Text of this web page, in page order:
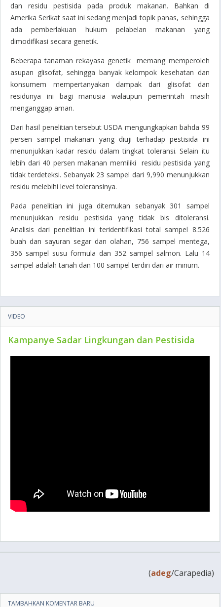
dan residu pestisida pada produk makanan. Bahkan di
Amerika Serikat saat ini sedang menjadi topik panas, sehingga
ada pemberlakuan hukum pelabelan makanan yang
dimodifikasi secara genetik.
Beberapa tanaman rekayasa genetik memang memperoleh
asupan glisofat, sehingga banyak kelompok kesehatan dan
konsumem mempertanyakan dampak dari glisofat dan
residunya ini bagi manusia walaupun pemerintah masih
menganggap aman.
Dari hasil penelitian tersebut USDA mengungkapkan bahda 99
persen sampel makanan yang diuji terhadap pestisida ini
menunjukkan kadar residu dalam tingkat toleransi. Selain itu
lebih dari 40 persen makanan memiliki residu pestisida yang
tidak terdeteksi. Sebanyak 23 sampel dari 9,990 menunjukkan
residu melebihi level toleransinya.
Pada penelitian ini juga ditemukan sebanyak 301 sampel
menunjukkan residu pestisida yang tidak bis ditoleransi.
Analisis dari penelitian ini teridentifikasi total sampel 8.526
buah dan sayuran segar dan olahan, 756 sampel mentega,
356 sampel susu formula dan 352 sampel salmon. Lalu 14
sampel adalah tanah dan 100 sampel terdiri dari air minum.
VIDEO
Kampanye Sadar Lingkungan dan Pestisida
(adeg/Carapedia)
TAMBAHKAN KOMENTAR BARU